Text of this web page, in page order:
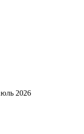
2026